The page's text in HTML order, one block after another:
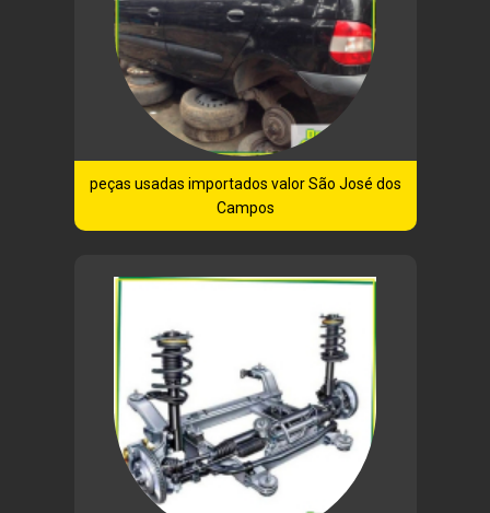
peças usadas importados valor São José dos
Campos